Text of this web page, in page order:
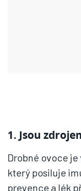
1. Jsou
Drobné ovoce
který posiluje
prevence a lék